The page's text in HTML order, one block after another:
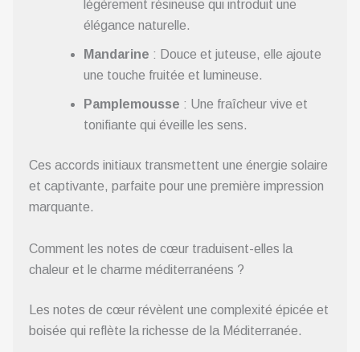
légèrement résineuse qui introduit une
élégance naturelle.
Mandarine : Douce et juteuse, elle ajoute
une touche fruitée et lumineuse.
Pamplemousse : Une fraîcheur vive et
tonifiante qui éveille les sens.
Ces accords initiaux transmettent une énergie solaire
et captivante, parfaite pour une première impression
marquante.
Comment les notes de cœur traduisent-elles la
chaleur et le charme méditerranéens ?
Les notes de cœur révèlent une complexité épicée et
boisée qui reflète la richesse de la Méditerranée.